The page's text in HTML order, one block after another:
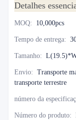
Detalhes
MOQ: 10,000pcs
Tempo de entrega:
Tamanho:
Envio: Transporte
transporte terrestre
número da
Número do produto: